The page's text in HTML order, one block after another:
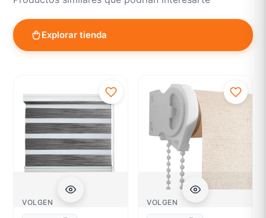
Explorar tienda
VOLGEN VOLGEN